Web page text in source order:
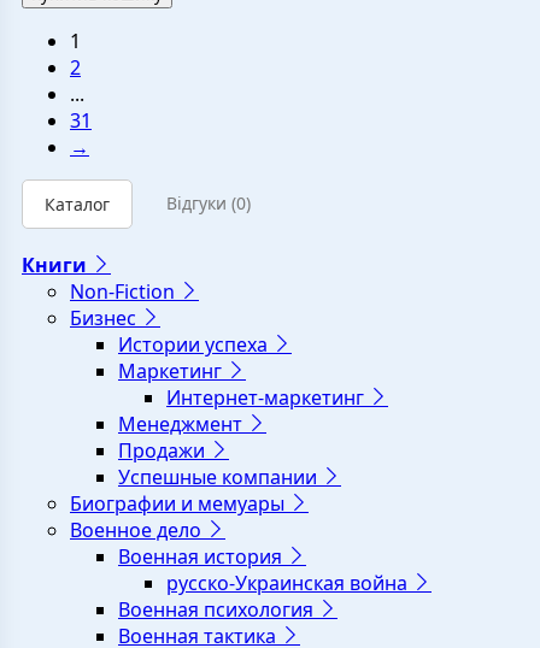
1
2
...
31
→
Каталог Відгуки (0)
Книги
Non-Fiction
Бизнес
Истории успеха
Маркетинг
Интернет-маркетинг
Менеджмент
Продажи
Успешные компании
Биографии и мемуары
Военное дело
Военная история
русско-Украинская война
Военная психология
Военная тактика